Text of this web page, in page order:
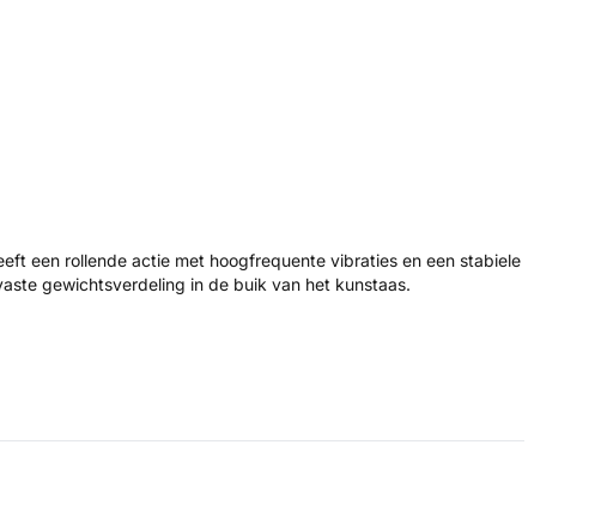
een rollende actie met hoogfrequente vibraties en een stabiele
gewichtsverdeling in de buik van het kunstaas.